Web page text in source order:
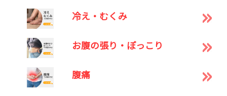
冷え・むくみ
お腹の張り・ぽっこり
腹痛